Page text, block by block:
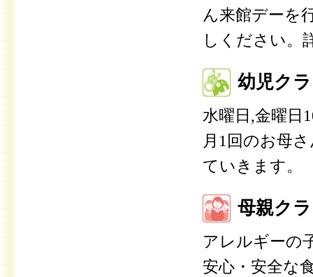
ん来館デーを
しください。
幼児ク
水曜日,金曜日
月1回のお母
ていきます。
母親ク
アレルギーの
安心・安全な